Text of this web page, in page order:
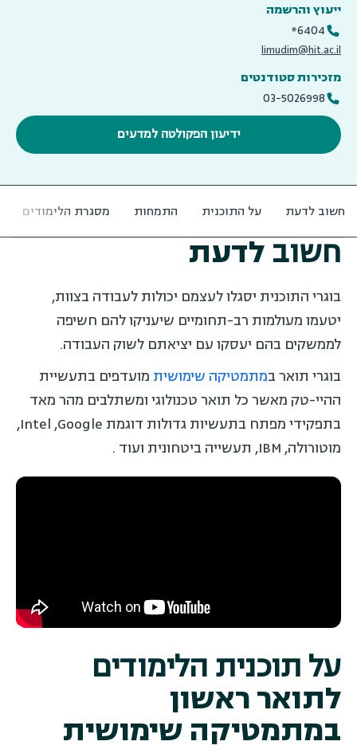
ייעוץ והרשמה
6404*
limudim@hit.ac.il
מזכירות סטודנטים
03-5026998
ידיעון הפקולטה למדעים
חשוב לדעת על התוכנית התמחות מסגרת הלימודים
חשובלדעת
בוגרי התוכנית יסגלו לעצמם יכולות לעבודה בצוות,
יטעמו מעולמות רב-תחומיים שיעניקו להם חשיפה
לממשקים בהם יעסקו עם יציאתם לשוק העבודה.
בוגרי תואר במתמטיקה שימושית מועדפים בתעשיית
ההיי-טק מאשר כל תואר טכנולוגי ומשתלבים מהר מאד
בתפקידי מפתח בתעשיות גדולות דוגמת Intel ,Google,
מוטורולה, IBM, תעשייה ביטחונית ועוד .
על תוכנית הלימודים
לתואר ראשון
במתמטיקה שימושית